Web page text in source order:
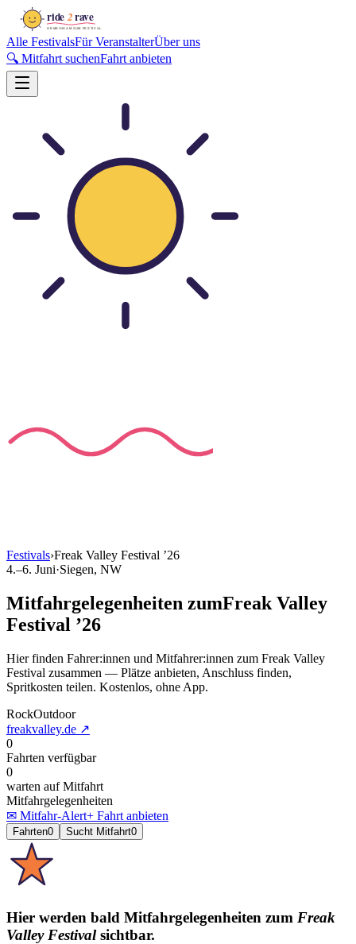
Alle FestivalsFür VeranstalterÜber uns
🔍 Mitfahrt suchenFahrt anbieten
Festivals›Freak Valley Festival ’26
4.–6. Juni·Siegen, NW
Mitfahrgelegenheiten zumFreak Valley
Festival ’26
Hier finden Fahrer:innen und Mitfahrer:innen zum Freak Valley
Festival zusammen — Plätze anbieten, Anschluss finden,
Spritkosten teilen. Kostenlos, ohne App.
RockOutdoor
freakvalley.de ↗
0
Fahrten verfügbar
0
warten auf Mitfahrt
Mitfahrgelegenheiten
✉ Mitfahr-Alert+ Fahrt anbieten
Fahrten0 Sucht Mitfahrt0
Hier werden bald Mitfahrgelegenheiten zum Freak
Valley Festival sichtbar.